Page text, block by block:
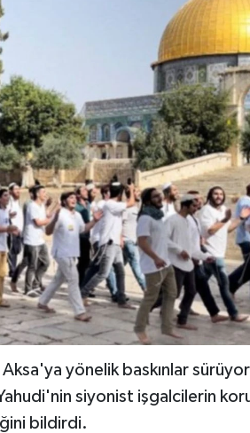
yönelik baskınlar
siyonist işgalcilerin
bildirdi.